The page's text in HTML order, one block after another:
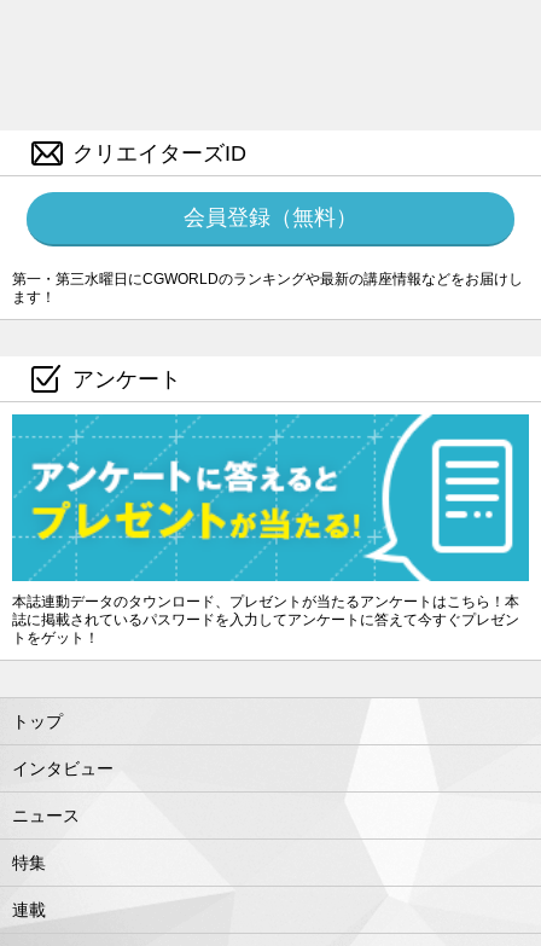
クリエイターズID
会員登録（無料）
第一・第三水曜日にCGWORLDのランキングや最新の講座情報などをお届けし
ます！
アンケート
本誌連動データのタウンロード、プレゼントが当たるアンケートはこちら！本
誌に掲載されているパスワードを入力してアンケートに答えて今すぐプレゼン
トをゲット！
トップ
インタビュー
ニュース
特集
連載